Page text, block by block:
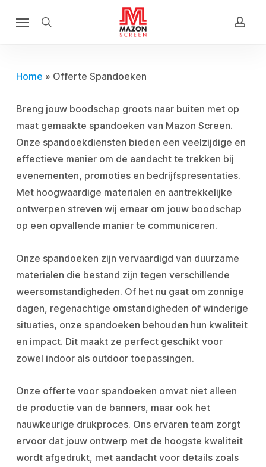
search
Home » Offerte Spandoeken
Breng jouw boodschap groots naar buiten met op
maat gemaakte spandoeken van Mazon Screen.
Onze spandoekdiensten bieden een veelzijdige en
effectieve manier om de aandacht te trekken bij
evenementen, promoties en bedrijfspresentaties.
Met hoogwaardige materialen en aantrekkelijke
ontwerpen streven wij ernaar om jouw boodschap
op een opvallende manier te communiceren.
Onze spandoeken zijn vervaardigd van duurzame
materialen die bestand zijn tegen verschillende
weersomstandigheden. Of het nu gaat om zonnige
dagen, regenachtige omstandigheden of winderige
situaties, onze spandoeken behouden hun kwaliteit
en impact. Dit maakt ze perfect geschikt voor
zowel indoor als outdoor toepassingen.
Onze offerte voor spandoeken omvat niet alleen
de productie van de banners, maar ook het
nauwkeurige drukproces. Ons ervaren team zorgt
ervoor dat jouw ontwerp met de hoogste kwaliteit
wordt afgedrukt, met aandacht voor details zoals